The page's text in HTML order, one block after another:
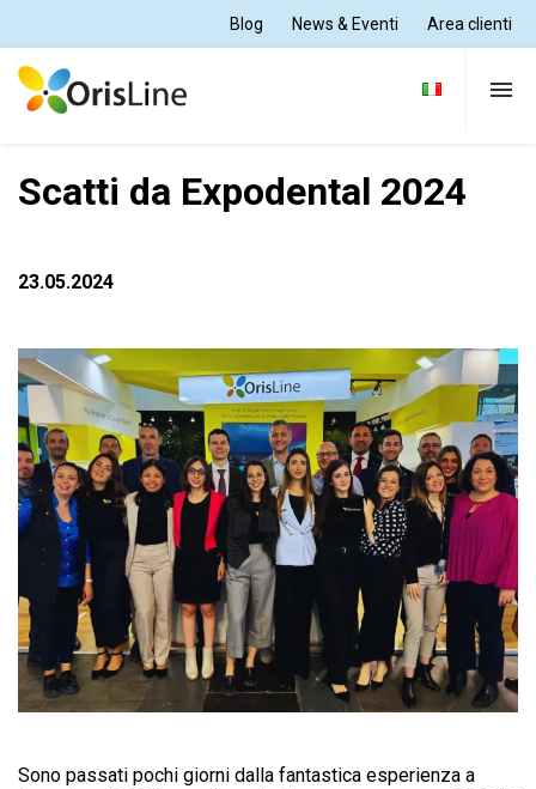
Blog News & Eventi Area clienti
Per Dentisti
Supporto e formazione
Chi siamo
< NEWS & EVENTI
Scatti da Expodental 2024
23.05.2024
Sono passati pochi giorni dalla fantastica esperienza a